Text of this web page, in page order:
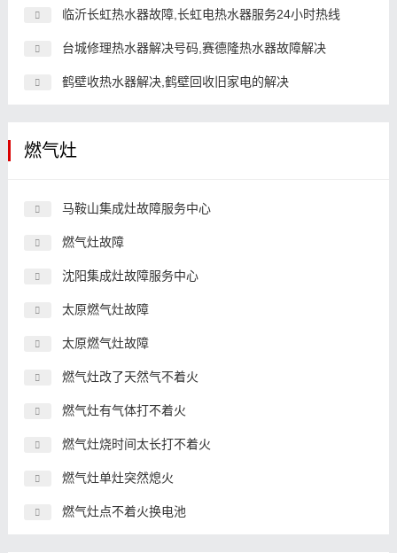
临沂长虹热水器故障,长虹电热水器服务24小时热线
台城修理热水器解决号码,赛德隆热水器故障解决
鹤壁收热水器解决,鹤壁回收旧家电的解决
燃气灶
马鞍山集成灶故障服务中心
燃气灶故障
沈阳集成灶故障服务中心
太原燃气灶故障
太原燃气灶故障
燃气灶改了天然气不着火
燃气灶有气体打不着火
燃气灶烧时间太长打不着火
燃气灶单灶突然熄火
燃气灶点不着火换电池